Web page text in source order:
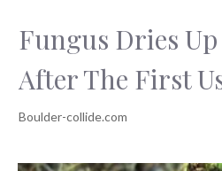
Fungus Dries
After The First